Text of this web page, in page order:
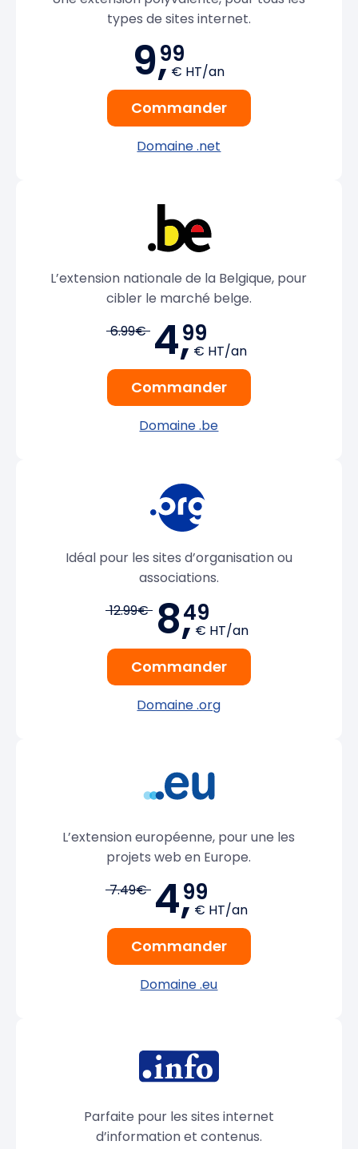
types de sites internet.
9,99
€ HT/an
Commander
Domaine .net
L’extension nationale de la Belgique, pour
cibler le marché belge.
6.99€ 4,99
€ HT/an
Commander
Domaine .be
Idéal pour les sites d’organisation ou
associations.
12.99€ 8,49
€ HT/an
Commander
Domaine .org
L’extension européenne, pour une les
projets web en Europe.
7.49€ 4,99
€ HT/an
Commander
Domaine .eu
Parfaite pour les sites internet
d’information et contenus.